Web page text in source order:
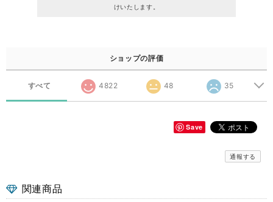
けいたします。
ショップの評価
すべて 4822 48 35
Save
通報する
関連商品